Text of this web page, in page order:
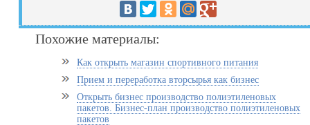
Похожие материалы:
Как открыть магазин спортивного питания
Прием и переработка вторсырья как бизнес
Открыть бизнес производство полиэтиленовых
пакетов. Бизнес-план производство полиэтиленовых
пакетов